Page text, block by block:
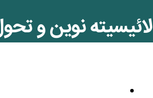
لائیسیته نوین و